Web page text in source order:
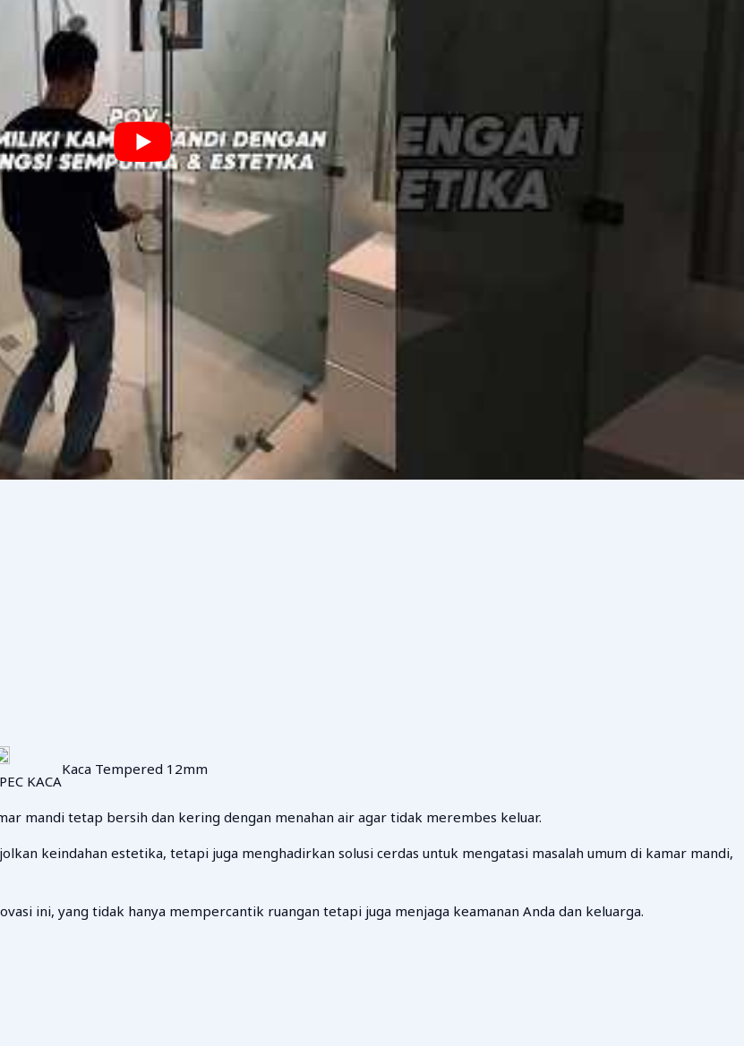
KACA
Kaca Tempered 12mm
mandi tetap bersih dan kering dengan menahan air agar tidak merembes keluar.
keindahan estetika, tetapi juga menghadirkan solusi cerdas untuk mengatasi masalah umum di kamar mandi,
ini, yang tidak hanya mempercantik ruangan tetapi juga menjaga keamanan Anda dan keluarga.